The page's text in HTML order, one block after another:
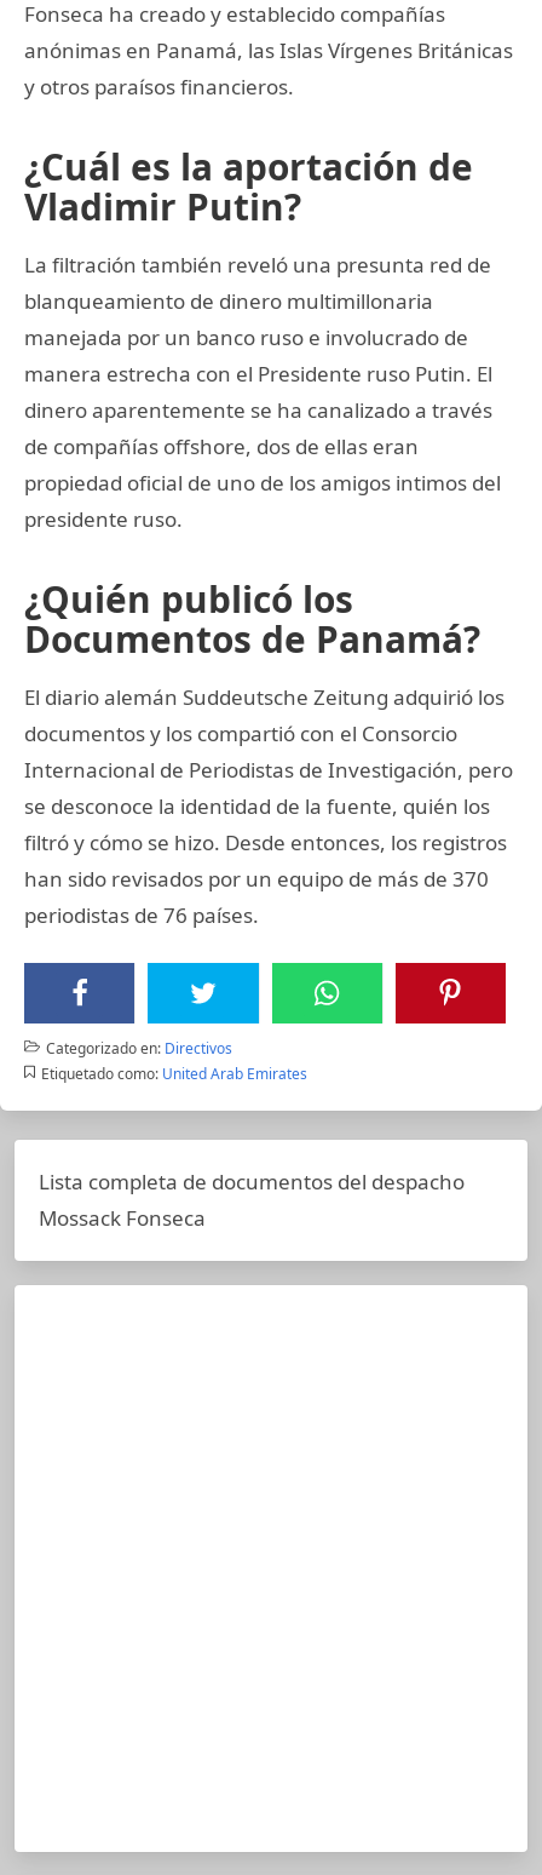
Fonseca ha creado y establecido compañías
anónimas en Panamá, las Islas Vírgenes Británicas
y otros paraísos financieros.
¿Cuál es la aportación de
Vladimir Putin?
La filtración también reveló una presunta red de
blanqueamiento de dinero multimillonaria
manejada por un banco ruso e involucrado de
manera estrecha con el Presidente ruso Putin. El
dinero aparentemente se ha canalizado a través
de compañías offshore, dos de ellas eran
propiedad oficial de uno de los amigos intimos del
presidente ruso.
¿Quién publicó los
Documentos de Panamá?
El diario alemán Suddeutsche Zeitung adquirió los
documentos y los compartió con el Consorcio
Internacional de Periodistas de Investigación, pero
se desconoce la identidad de la fuente, quién los
filtró y cómo se hizo. Desde entonces, los registros
han sido revisados por un equipo de más de 370
periodistas de 76 países.
Categorizado en: Directivos
Etiquetado como: United Arab Emirates
Lista completa de documentos del despacho
Mossack Fonseca